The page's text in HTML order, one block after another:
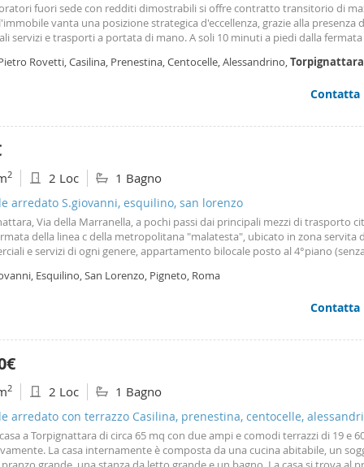
fuori sede con redditi dimostrabili si offre contratto transitorio di
vanta una posizione strategica d'eccellenza, grazie alla presenza
servizi e trasporti a portata di mano. A soli 10 minuti a piedi dalla
di Roma. A pochissimi passi dal Trenino Termini-Giardinetti (fermate
per raggiungere la Stazione Termini e il polo universitario "la Sapienza" in
caratterizzato dallo storico Acquedotto Alessandrino, ideale per
sorge a ridosso delle aree commerciali di Via di Tor Pignattara e Via
supermercati, negozi, banche, farmacie e presidi sanitari come l'ospedale
strategica all'isola pedonale del Pigneto permette di godere di locali,
romane e della vivace movida serale, pur mantenendo la massima
Si compone di una camera matrimoniale, un ripostiglio, un salotto con
bagno e cucina. Completamente arredato. Non è presente ricaldamento.
più 50 per le spese condominiali. Libero e visionabile dai primi di
due caparre.
Rovetti, Casilina, Prenestina, Centocelle, Alessandrino,Torpignattara
Contatta
2 2 Loc 1 Bagno
arredato S.giovanni, esquilino, san lorenzo
Via della Marranella, a pochi passi dai principali mezzi di trasporto
della linea c della metropolitana "malatesta", ubicato in zona servita
e servizi di ogni genere, appartamento bilocale posto al 4°piano (senza
Esquilino, San Lorenzo, Pigneto, Roma
Contatta
2 2 Loc 1 Bagno
arredato con terrazzo Casilina, prenestina, centocelle,
a Torpignattara di circa 65 mq con due ampi e comodi terrazzi di 19 e
La casa internamente è composta da una cucina abitabile, un